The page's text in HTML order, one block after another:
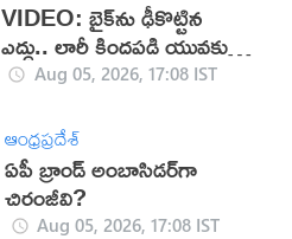
VIDEO: బైక్‌ను ఢీకొట్టిన
ఎద్దు.. లారీ కిందపడి యువకుడు
మృతి!Aug 05, 2026, 17:08 IST
ఆంధ్రప్రదేశ్
ఏపీ బ్రాండ్ అంబాసిడర్‌గా
చిరంజీవి?
Aug 05, 2026, 17:08 IST